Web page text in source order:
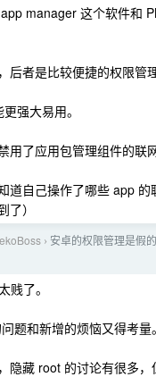
manager 这个软件和
后者是比较便捷的权限管
强大易用。
用了应用包管理组件的联
道自己操作了哪些 app
了）
› 安卓的权限管理是假
贱了。
题和新增的烦恼又得考量。
隐藏 root 的讨论有很多，